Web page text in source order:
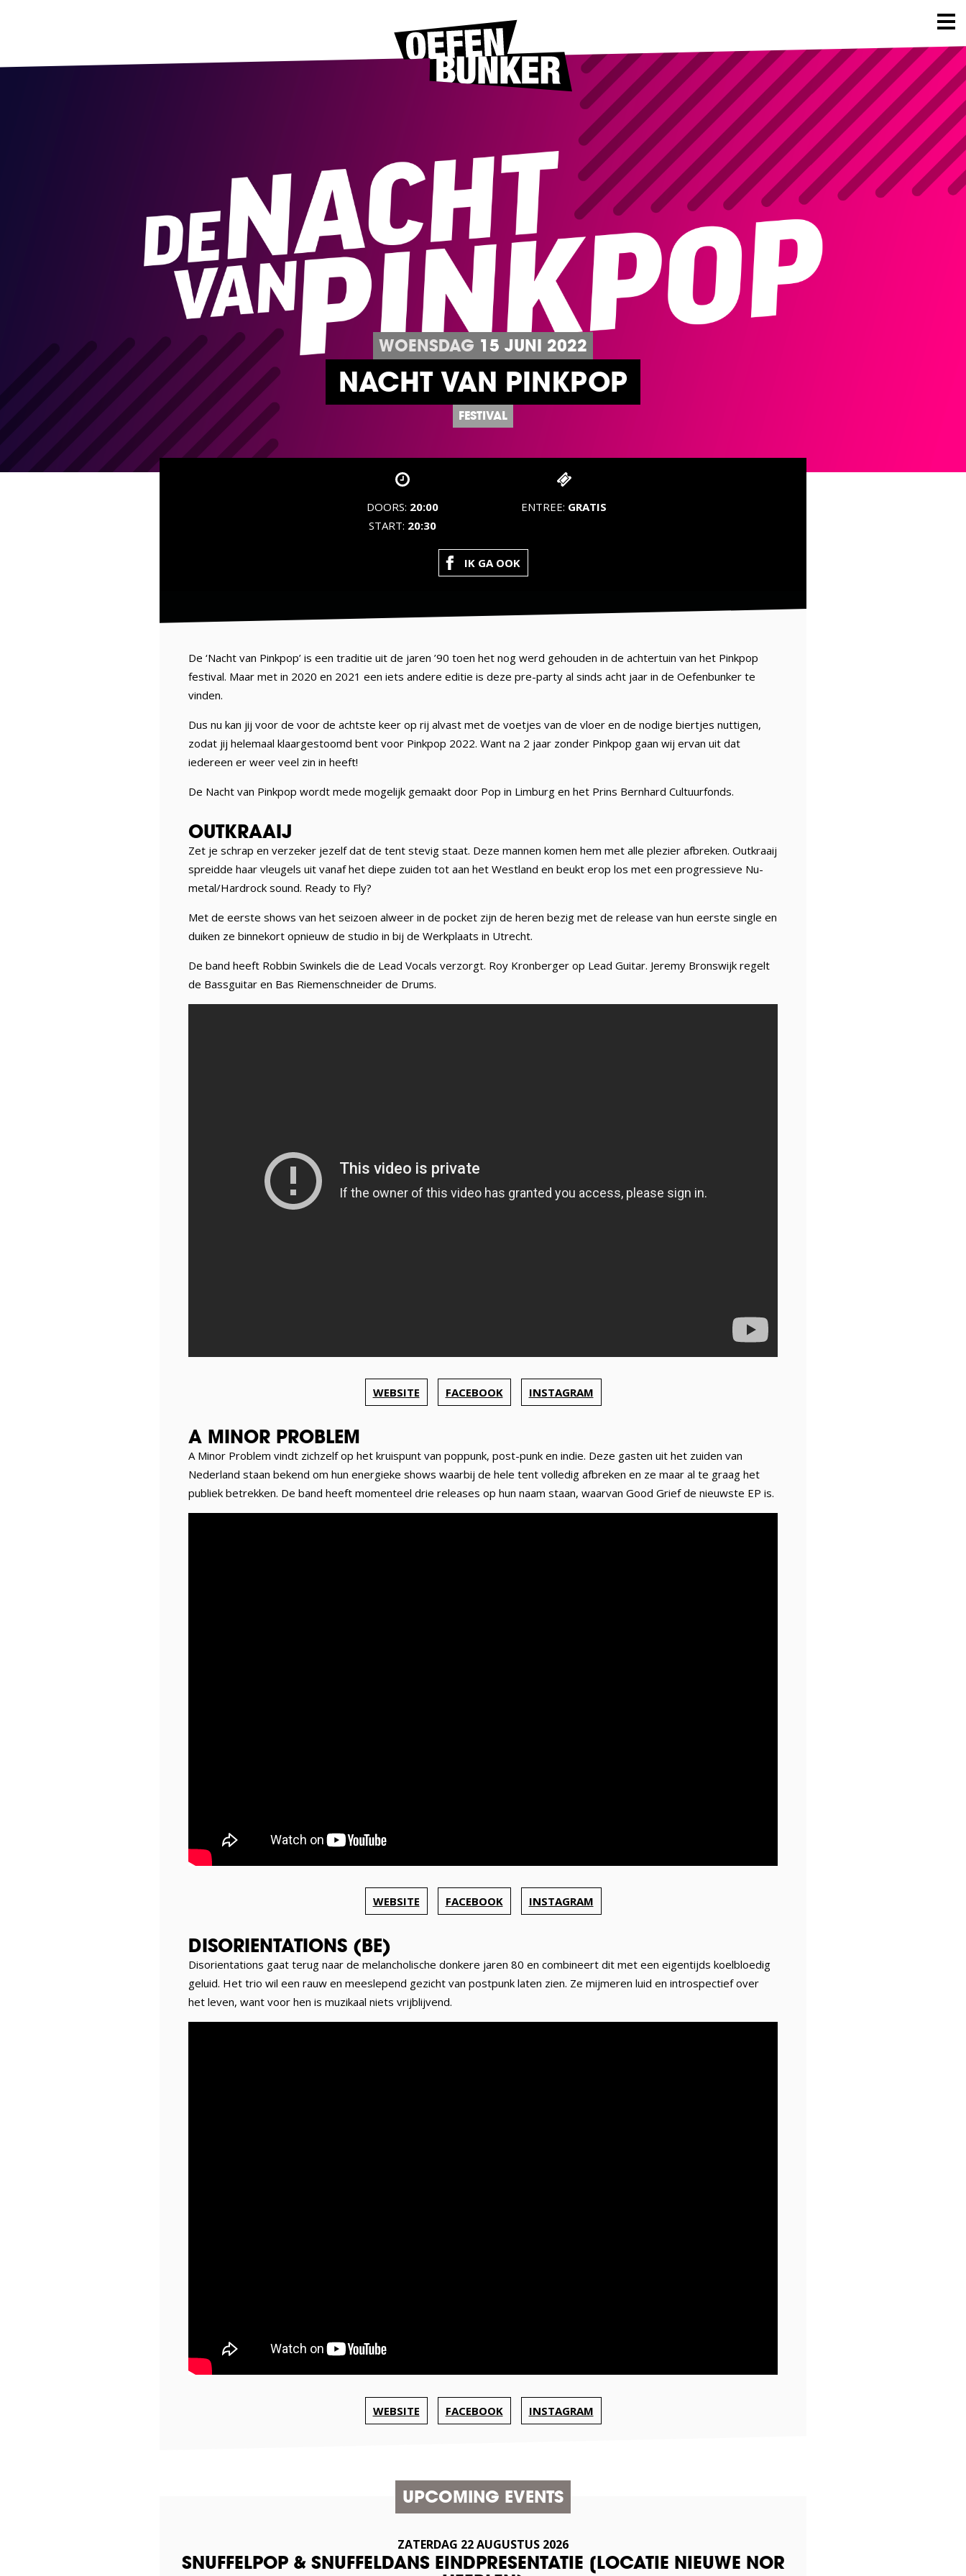
WOENSDAG 15 JUNI 2022
NACHT VAN PINKPOP
FESTIVAL
DOORS: 20:00
START: 20:30
ENTREE: GRATIS
IK GA OOK
De ‘Nacht van Pinkpop’ is een traditie uit de jaren ’90 toen het nog werd gehouden in de achtertuin van het Pinkpop
festival. Maar met in 2020 en 2021 een iets andere editie is deze pre-party al sinds acht jaar in de Oefenbunker te
vinden.
Dus nu kan jij voor de voor de achtste keer op rij alvast met de voetjes van de vloer en de nodige biertjes nuttigen,
zodat jij helemaal klaargestoomd bent voor Pinkpop 2022. Want na 2 jaar zonder Pinkpop gaan wij ervan uit dat
iedereen er weer veel zin in heeft!
De Nacht van Pinkpop wordt mede mogelijk gemaakt door Pop in Limburg en het Prins Bernhard Cultuurfonds.
OUTKRAAIJ
Zet je schrap en verzeker jezelf dat de tent stevig staat. Deze mannen komen hem met alle plezier afbreken. Outkraaij
spreidde haar vleugels uit vanaf het diepe zuiden tot aan het Westland en beukt erop los met een progressieve Nu-
metal/Hardrock sound. Ready to Fly?
Met de eerste shows van het seizoen alweer in de pocket zijn de heren bezig met de release van hun eerste single en
duiken ze binnekort opnieuw de studio in bij de Werkplaats in Utrecht.
De band heeft Robbin Swinkels die de Lead Vocals verzorgt. Roy Kronberger op Lead Guitar. Jeremy Bronswijk regelt
de Bassguitar en Bas Riemenschneider de Drums.
WEBSITE FACEBOOK INSTAGRAM
A MINOR PROBLEM
A Minor Problem vindt zichzelf op het kruispunt van poppunk, post-punk en indie. Deze gasten uit het zuiden van
Nederland staan bekend om hun energieke shows waarbij de hele tent volledig afbreken en ze maar al te graag het
publiek betrekken. De band heeft momenteel drie releases op hun naam staan, waarvan Good Grief de nieuwste EP is.
WEBSITE FACEBOOK INSTAGRAM
DISORIENTATIONS (BE)
Disorientations gaat terug naar de melancholische donkere jaren 80 en combineert dit met een eigentijds koelbloedig
geluid. Het trio wil een rauw en meeslepend gezicht van postpunk laten zien. Ze mijmeren luid en introspectief over
het leven, want voor hen is muzikaal niets vrijblijvend.
WEBSITE FACEBOOK INSTAGRAM
UPCOMING EVENTS
ZATERDAG 22AUGUSTUS 2026
SNUFFELPOP & SNUFFELDANS EINDPRESENTATIE [LOCATIE NIEUWE NOR